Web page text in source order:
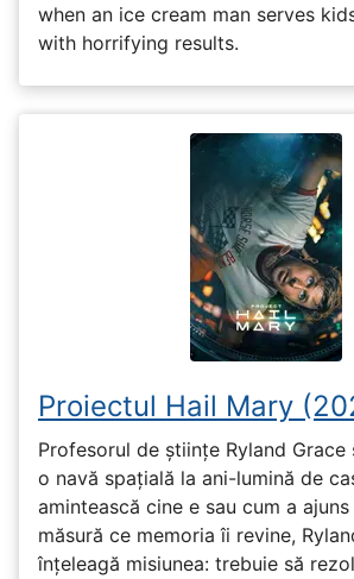
when an ice cream man serves
with horrifying results.
Proiectul Hail Mary
Profesorul de științe Ryland
o navă spațială la ani-lumină de
amintească cine e sau cum a
măsură ce memoria îi revine,
înțeleagă misiunea: trebuie să